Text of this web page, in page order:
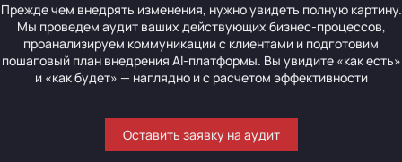
Прежде чем внедрять изменения, нужно увидеть полную картину.
Мы проведем аудит ваших действующих бизнес-процессов,
проанализируем коммуникации с клиентами и подготовим
пошаговый план внедрения AI-платформы. Вы увидите «как есть»
и «как будет» — наглядно и с расчетом эффективности
Оставить заявку на аудит